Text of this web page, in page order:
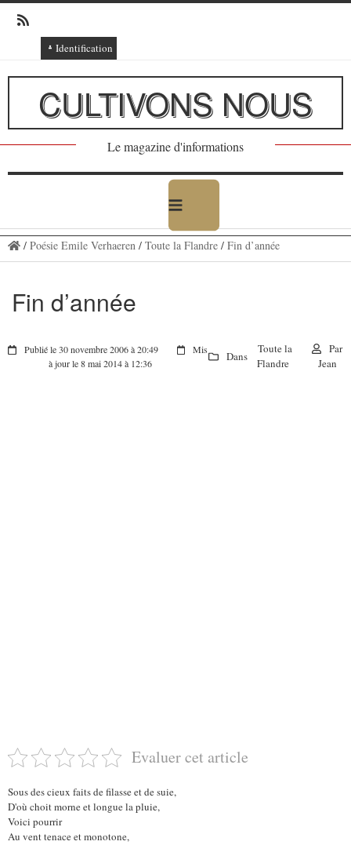
Identification
Connexion
Connexion via Facebook
Inscription
Ajout texte ou poème
CULTIVONS NOUS
Le magazine d'informations
/ Poésie Emile Verhaeren/ Toute la Flandre/ Fin d’année
Fin d’année
Publié le 30 novembre 2006 à 20:49
Mis
à jour le 8 mai 2014 à 12:36
Dans
Toute la
Flandre
Par
Jean
Evaluer cet article
Sous des cieux faits de filasse et de suie,
D'où choit morne et longue la pluie,
Voici pourrir
Au vent tenace et monotone,